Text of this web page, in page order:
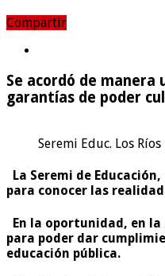
Compartir
Se acordó de
garantías de poder
Seremi Educ. Los Ríos
La Seremi de
para conocer las
En la oportunidad, en
para poder dar
educación pública.